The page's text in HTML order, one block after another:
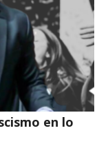
en lo